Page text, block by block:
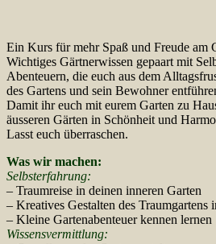
Ein Kurs für mehr Spaß und Freude am
Wichtiges Gärtnerwissen gepaart mit
Abenteuern, die euch aus dem
des Gartens und sein Bewohner
Damit ihr euch mit eurem Garten zu
äusseren Gärten in Schönheit und
Lasst euch überraschen.
Was wir machen:
Selbsterfahrung:
– Traumreise in deinen inneren Garten
– Kreatives Gestalten des
– Kleine Gartenabenteuer kennen lernen
Wissensvermittlung: